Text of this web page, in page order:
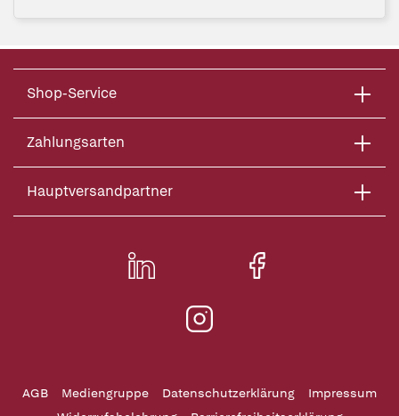
Shop-Service
Zahlungsarten
Hauptversandpartner
AGB Mediengruppe Datenschutzerklärung
Impressum